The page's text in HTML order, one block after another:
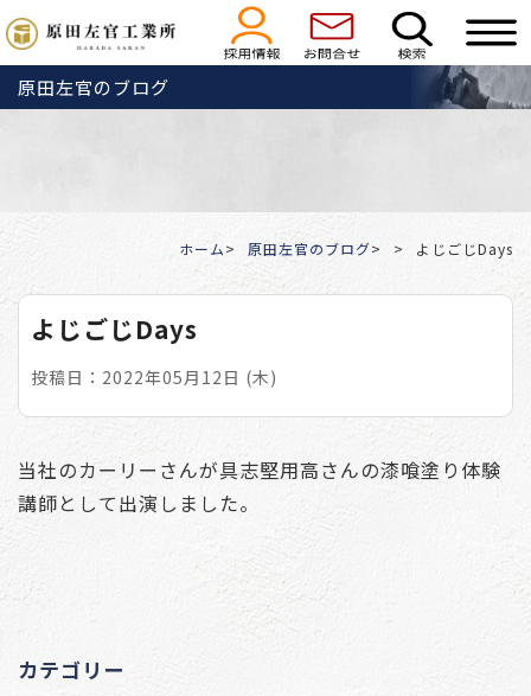
原田左官のブログ
ホーム 原田左官のブログ よじごじDays
よじごじDays
投稿日：2022年05月12日 (木)
当社のカーリーさんが具志堅用高さんの漆喰塗り体験
講師として出演しました。
カテゴリー